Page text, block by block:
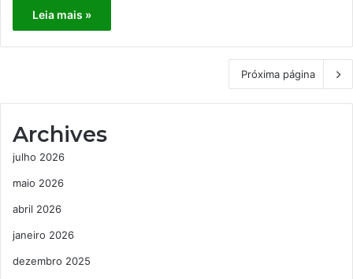
Leia mais »
Próxima página
Archives
julho 2026
maio 2026
abril 2026
janeiro 2026
dezembro 2025